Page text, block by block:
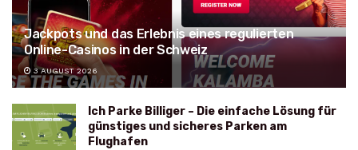
Jackpots und das Erlebnis eines regulierten
Online-Casinos in der Schweiz
3 AUGUST 2026
Ich Parke Billiger – Die einfache Lösung für
günstiges und sicheres Parken am
Flughafen